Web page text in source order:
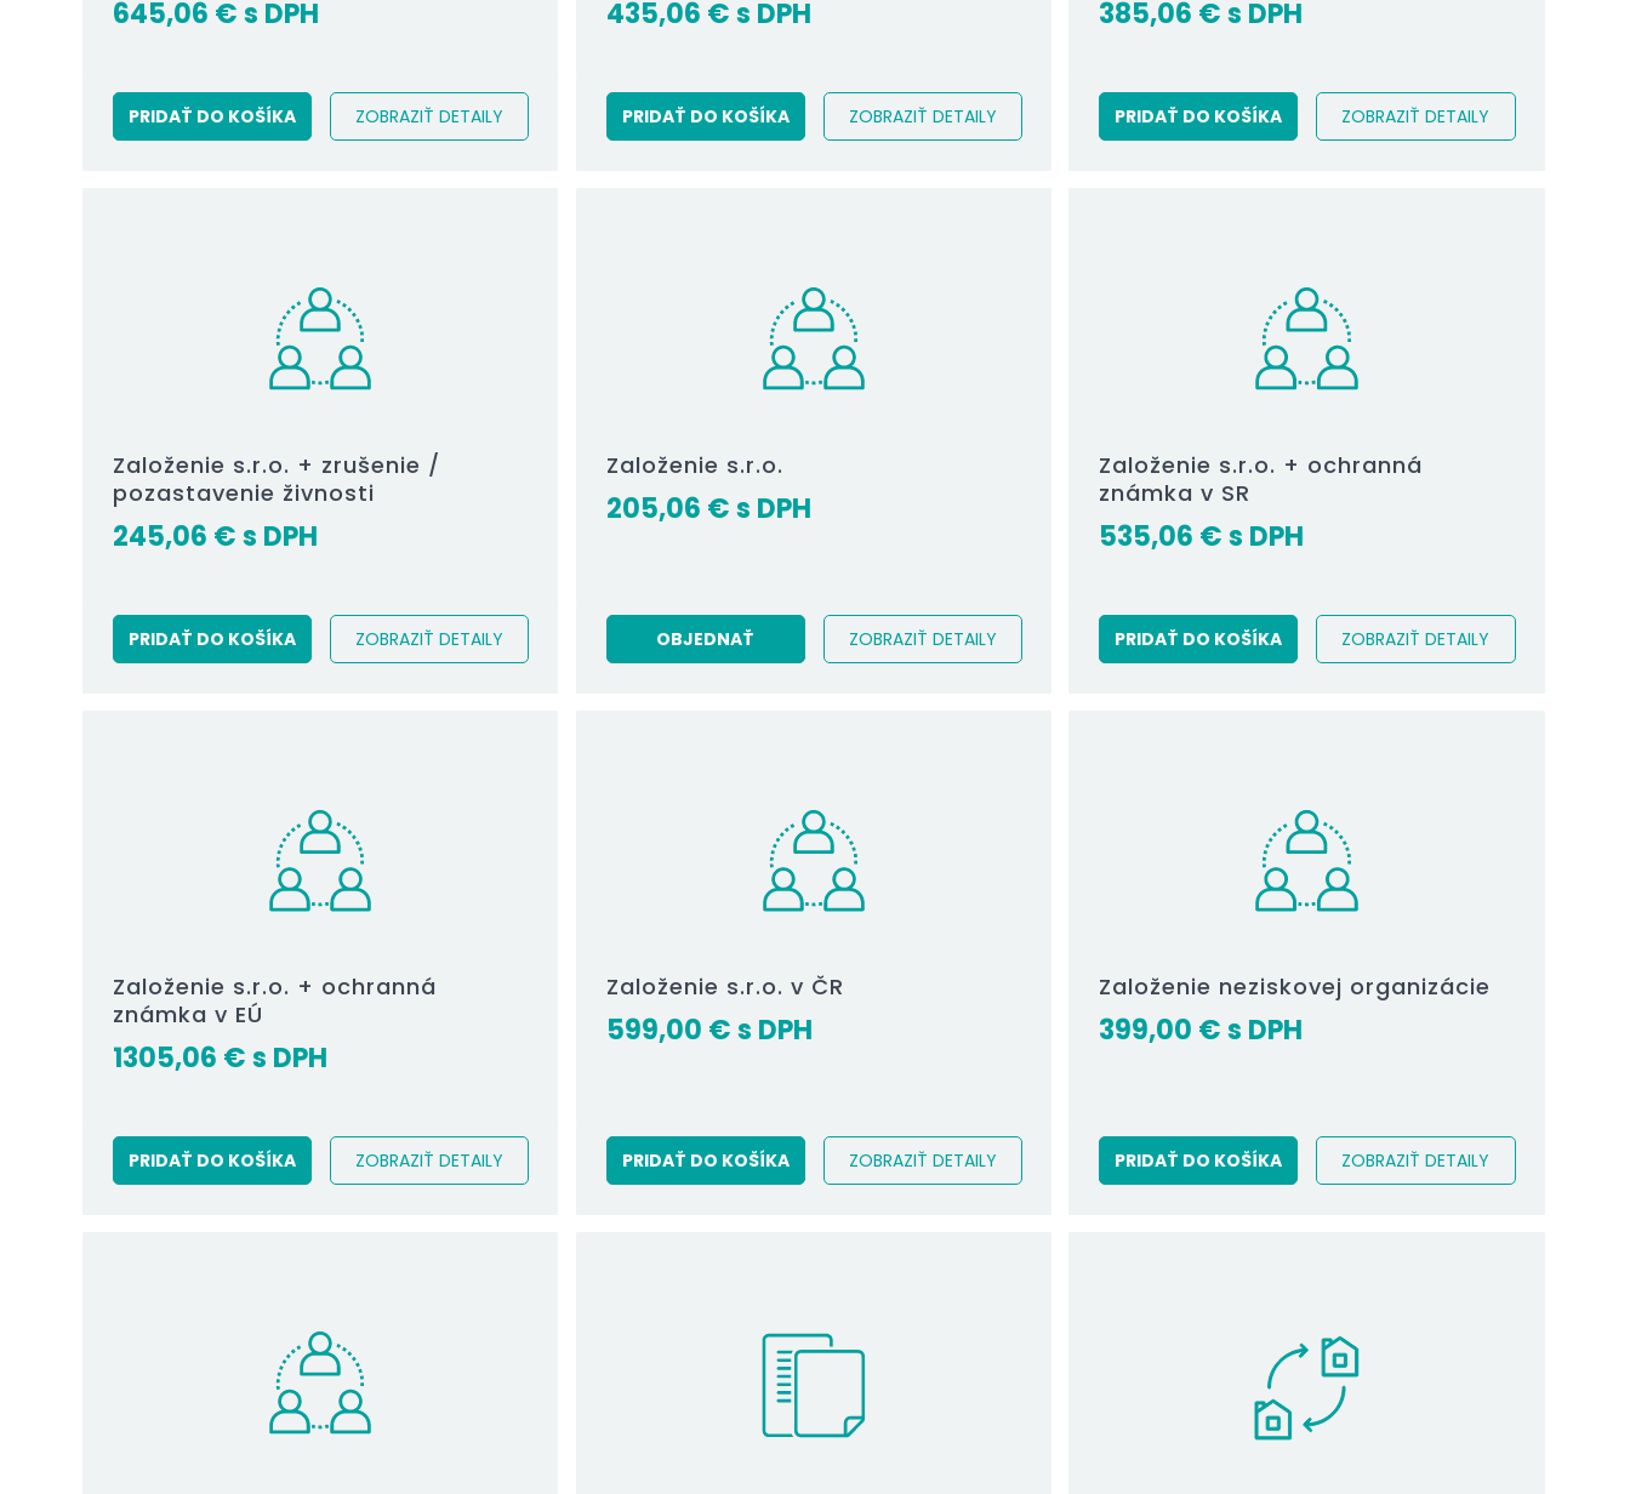
645,06 €
PRIDAŤ DO KOŠÍKA ZOBRAZIŤ DETAILY
435,06 €
PRIDAŤ DO KOŠÍKA ZOBRAZIŤ DETAILY
385,06 €
PRIDAŤ DO KOŠÍKA ZOBRAZIŤ DETAILY
Založenie s.r.o. + zrušenie /
pozastavenie živnosti
245,06 €
PRIDAŤ DO KOŠÍKA ZOBRAZIŤ DETAILY
Založenie s.r.o.
205,06 €
OBJEDNAŤ ZOBRAZIŤ DETAILY
Založenie s.r.o. + ochranná
známka v SR
535,06 €
PRIDAŤ DO KOŠÍKA ZOBRAZIŤ DETAILY
Založenie s.r.o. + ochranná
známka v EÚ
1305,06 €
PRIDAŤ DO KOŠÍKA ZOBRAZIŤ DETAILY
Založenie s.r.o. v ČR
599,00 €
PRIDAŤ DO KOŠÍKA ZOBRAZIŤ DETAILY
Založenie neziskovej organizácie
399,00 €
PRIDAŤ DO KOŠÍKA ZOBRAZIŤ DETAILY